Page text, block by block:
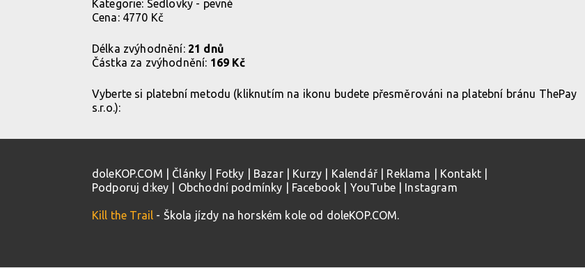
Kategorie: Sedlovky - pevné
Cena: 4770 Kč
Délka zvýhodnění: 21 dnů
Částka za zvýhodnění: 169 Kč
Vyberte si platební metodu (kliknutím na ikonu budete přesměrováni na platební bránu ThePay
s.r.o.):
doleKOP.COM Články Fotky Bazar| Kurzy Kalendář| Reklama Kontakt
Podporuj d:key
Obchodní podmínky Facebook YouTube| Instagram
Kill the Trail - Škola jízdy na horském kole od doleKOP.COM.